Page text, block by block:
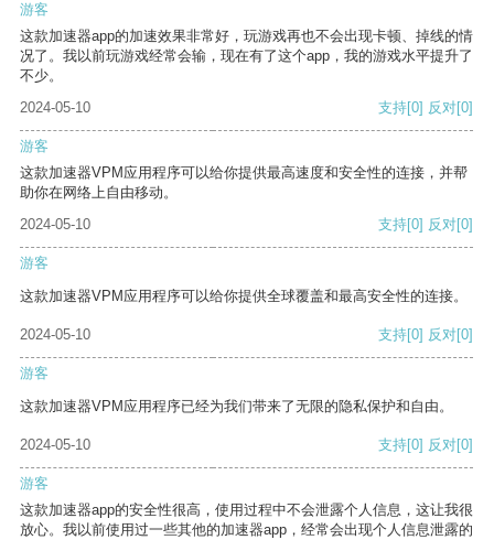
游客
这款加速器app的加速效果非常好，玩游戏再也不会出现卡顿、掉线的情
况了。我以前玩游戏经常会输，现在有了这个app，我的游戏水平提升了
不少。
2024-05-10
支持[0] 反对[0]
游客
这款加速器VPM应用程序可以给你提供最高速度和安全性的连接，并帮
助你在网络上自由移动。
2024-05-10
支持[0] 反对[0]
游客
这款加速器VPM应用程序可以给你提供全球覆盖和最高安全性的连接。
2024-05-10 支持[0] 反对[0]
游客
这款加速器VPM应用程序已经为我们带来了无限的隐私保护和自由。
2024-05-10 支持[0] 反对[0]
游客
这款加速器app的安全性很高，使用过程中不会泄露个人信息，这让我很
放心。我以前使用过一些其他的加速器app，经常会出现个人信息泄露的